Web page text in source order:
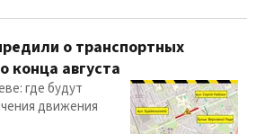
о транспортных
конца августа
где будут
движения